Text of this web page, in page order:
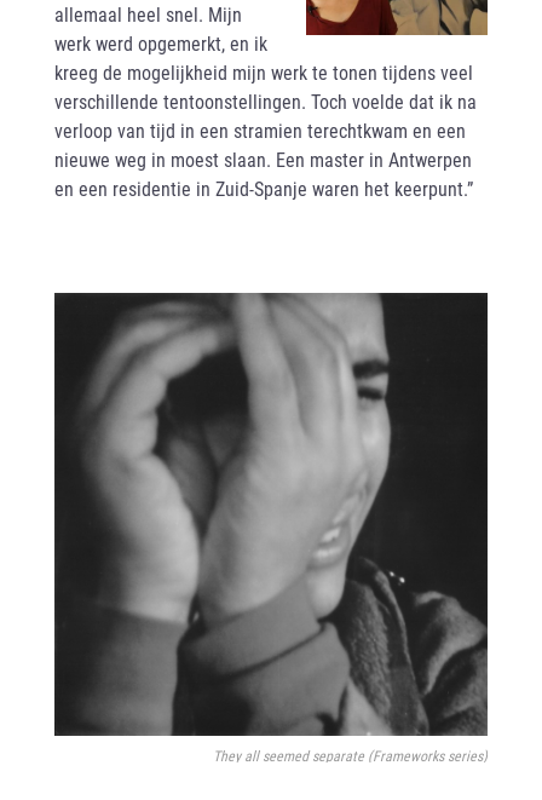
allemaal heel snel. Mijn
werk werd opgemerkt, en ik
kreeg de mogelijkheid mijn werk te tonen tijdens veel
verschillende tentoonstellingen. Toch voelde dat ik na
verloop van tijd in een stramien terechtkwam en een
nieuwe weg in moest slaan. Een master in Antwerpen
en een residentie in Zuid-Spanje waren het keerpunt.”
They all seemed separate (Frameworks series)